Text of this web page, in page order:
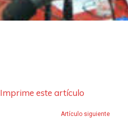
Imprime este artículo
Artículo siguiente